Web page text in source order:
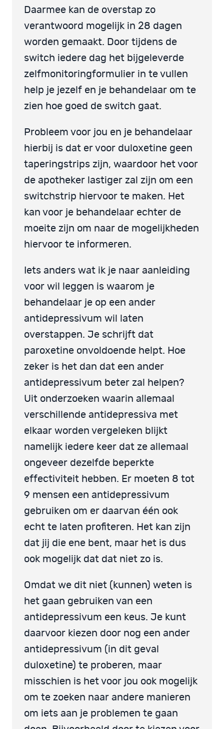
Daarmee kan de overstap zo
verantwoord mogelijk in 28 dagen
worden gemaakt. Door tijdens de
switch iedere dag het bijgeleverde
zelfmonitoringformulier in te vullen
help je jezelf en je behandelaar om te
zien hoe goed de switch gaat.
Probleem voor jou en je behandelaar
hierbij is dat er voor duloxetine geen
taperingstrips zijn, waardoor het voor
de apotheker lastiger zal zijn om een
switchstrip hiervoor te maken. Het
kan voor je behandelaar echter de
moeite zijn om naar de mogelijkheden
hiervoor te informeren.
Iets anders wat ik je naar aanleiding
voor wil leggen is waarom je
behandelaar je op een ander
antidepressivum wil laten
overstappen. Je schrijft dat
paroxetine onvoldoende helpt. Hoe
zeker is het dan dat een ander
antidepressivum beter zal helpen?
Uit onderzoeken waarin allemaal
verschillende antidepressiva met
elkaar worden vergeleken blijkt
namelijk iedere keer dat ze allemaal
ongeveer dezelfde beperkte
effectiviteit hebben. Er moeten 8 tot
9 mensen een antidepressivum
gebruiken om er daarvan één ook
echt te laten profiteren. Het kan zijn
dat jij die ene bent, maar het is dus
ook mogelijk dat dat niet zo is.
Omdat we dit niet (kunnen) weten is
het gaan gebruiken van een
antidepressivum een keus. Je kunt
daarvoor kiezen door nog een ander
antidepressivum (in dit geval
duloxetine) te proberen, maar
misschien is het voor jou ook mogelijk
om te zoeken naar andere manieren
om iets aan je problemen te gaan